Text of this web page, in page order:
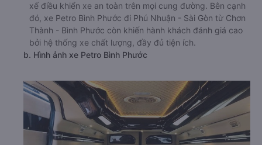
xế điều khiển xe an toàn trên mọi cung đường. Bên cạnh
đó, xe Petro Bình Phước đi Phú Nhuận - Sài Gòn từ Chơn
Thành - Bình Phước còn khiến hành khách đánh giá cao
bởi hệ thống xe chất lượng, đầy đủ tiện ích.
b. Hình ảnh xe Petro Bình Phước